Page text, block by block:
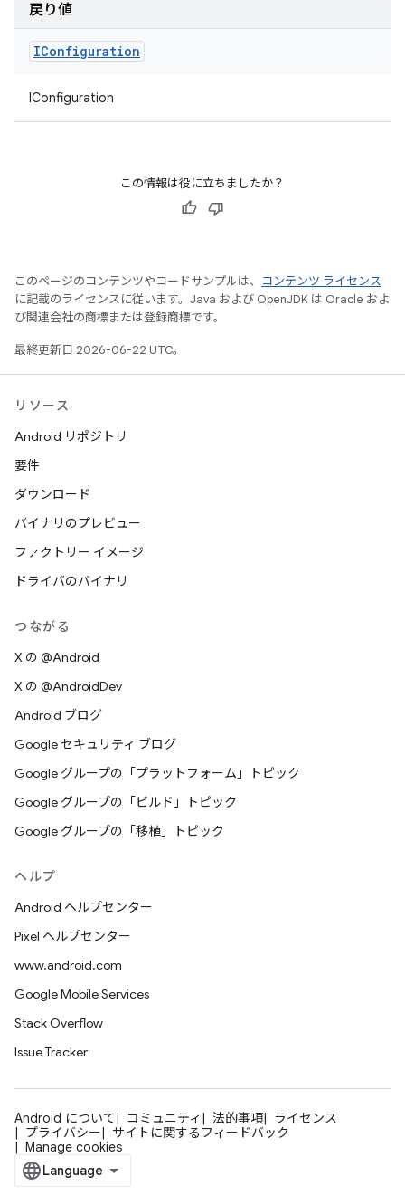
戻り値
IConfiguration
IConfiguration
この情報は役に立ちましたか？
このページのコンテンツやコードサンプルは、
コンテンツ ライセンス
に記載のライセンスに従います。Java および OpenJDK は Oracle およ
び関連会社の商標または登録商標です。
最終更新日 2026-06-22 UTC。
リソース
Android リポジトリ
要件
ダウンロード
バイナリのプレビュー
ファクトリー イメージ
ドライバのバイナリ
つながる
X の @Android
X の @AndroidDev
Android ブログ
Google セキュリティ ブログ
Google グループの「プラットフォーム」トピック
Google グループの「ビルド」トピック
Google グループの「移植」トピック
ヘルプ
Android ヘルプセンター
Pixel ヘルプセンター
www.android.com
Google Mobile Services
Stack Overflow
Issue Tracker
Android について コミュニティ 法的事項
ライセンス
プライバシー
サイトに関するフィードバック
Manage cookies